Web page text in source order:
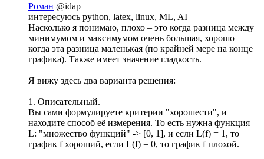
Роман @idap
интересуюсь python, latex, linux, ML, AI
Насколько я понимаю, плохо – это когда разница между
минимумом и максимумом очень большая, хорошо –
когда эта разница маленькая (по крайней мере на конце
графика). Также имеет значение гладкость.
Я вижу здесь два варианта решения:
1. Описательный.
Вы сами формулируете критерии "хорошести", и
находите способ её измерения. То есть нужна функция
L: "множество функций" -> [0, 1], и если L(f) = 1, то
график f хороший, если L(f) = 0, то график f плохой.